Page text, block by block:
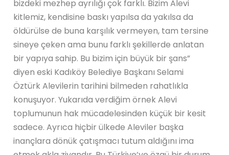
bizdeki mezhep ayrılığı çok farklı. Bizim Alevi
kitlemiz, kendisine baskı yapılsa da yakılsa da
öldürülse de buna karşılık vermeyen, tam tersine
sineye çeken ama bunu farklı şekillerde anlatan
bir yapıya sahip. Bu bizim için büyük bir şans”
diyen eski Kadıköy Belediye Başkanı Selami
Öztürk Alevilerin tarihini bilmeden rahatlıkla
konuşuyor. Yukarıda verdiğim örnek Alevi
toplumunun hak mücadelesinden küçük bir kesit
sadece. Ayrıca hiçbir ülkede Aleviler başka
inançlara dönük çatışmacı tutum aldığını ima